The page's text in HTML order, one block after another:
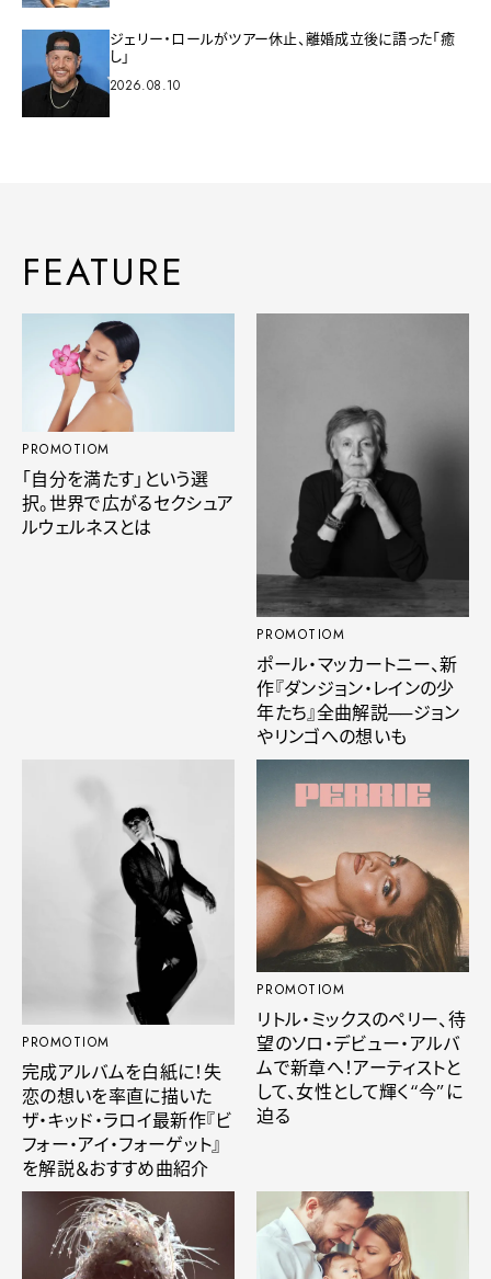
ジェリー・ロールがツアー休止、離婚成立後に語った「癒
し」
2026.08.10
FEATURE
PROMOTIOM
「自分を満たす」という選
択。世界で広がるセクシュア
ルウェルネスとは
PROMOTIOM
ポール・マッカートニー、新
作『ダンジョン・レインの少
年たち』全曲解説──ジョン
やリンゴへの想いも
PROMOTIOM
完成アルバムを白紙に！失
恋の想いを率直に描いた
ザ・キッド・ラロイ最新作『ビ
フォー・アイ・フォーゲット』
を解説＆おすすめ曲紹介
PROMOTIOM
リトル・ミックスのペリー、待
望のソロ・デビュー・アルバ
ムで新章へ！アーティストと
して、女性として輝く“今”に
迫る